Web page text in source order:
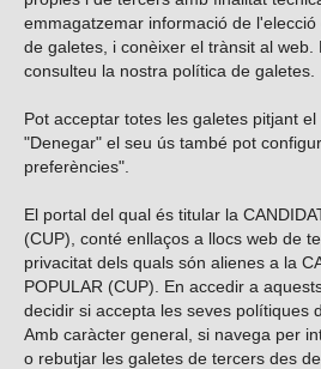
emmagatzemar informació de
de galetes, i conèixer el trànsit al web.
consulteu la nostra política de galetes
Pot acceptar totes les galetes pitjant
"Denegar" el seu ús també pot
preferències".
El portal del qual és titular la
(CUP), conté enllaços a llocs web de
privacitat dels quals són alienes a la
POPULAR (CUP). En accedir a
decidir si accepta les seves polítiques
Amb caràcter general, si navega per
o rebutjar les galetes de tercers des
Vols subscriure’t al
ENVIAR
Troba’ns a les